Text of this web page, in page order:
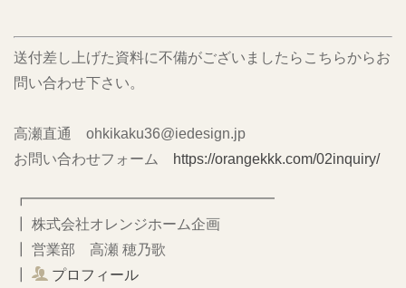
送付差し上げた資料に不備がございましたらこちらからお
問い合わせ下さい。
高瀬直通 ohkikaku36@iedesign.jp
お問い合わせフォーム
https://orangekkk.com/02inquiry/
┏━━━━━━━━━━━━━━━━━
┃ 株式会社オレンジホーム企画
┃ 営業部 高瀬 穂乃歌
プロフィール